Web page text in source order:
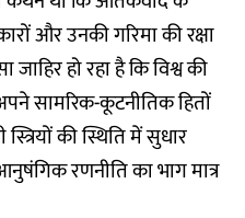
और उनकी गरिमा की रक्षा
हो रहा है कि विश्व की
सामरिक-कूटनीतिक हितों
की स्थिति में सुधार
रणनीति का भाग मात्र